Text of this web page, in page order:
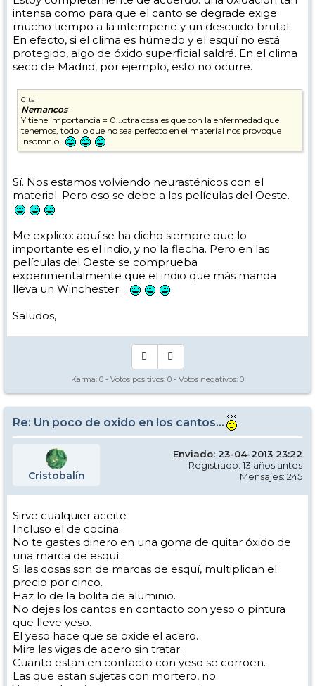
intensa como para que el canto se degrade exige
mucho tiempo a la intemperie y un descuido brutal.
En efecto, si el clima es húmedo y el esquí no está
protegido, algo de óxido superficial saldrá. En el clima
seco de Madrid, por ejemplo, esto no ocurre.
Cita
Nemancos
Y tiene importancia = 0...otra cosa es que con la enfermedad que
tenemos, todo lo que no sea perfecto en el material nos provoque
insomnio.
Sí. Nos estamos volviendo neurasténicos con el
material. Pero eso se debe a las películas del Oeste.
Me explico: aquí se ha dicho siempre que lo
importante es el indio, y no la flecha. Pero en las
películas del Oeste se comprueba
experimentalmente que el indio que más manda
lleva un Winchester...
Saludos,
Karma: 0 - Votos positivos: 0 - Votos negativos: 0
Re: Un poco de oxido en los cantos...
Cristobalín
Enviado: 23-04-2013 23:22
Registrado: 13 años antes
Mensajes: 245
Sirve cualquier aceite
Incluso el de cocina.
No te gastes dinero en una goma de quitar óxido de
una marca de esquí.
Si las cosas son de marcas de esquí, multiplican el
precio por cinco.
Haz lo de la bolita de aluminio.
No dejes los cantos en contacto con yeso o pintura
que lleve yeso.
El yeso hace que se oxide el acero.
Mira las vigas de acero sin tratar.
Cuanto estan en contacto con yeso se corroen.
Las que estan sujetas con mortero, no.